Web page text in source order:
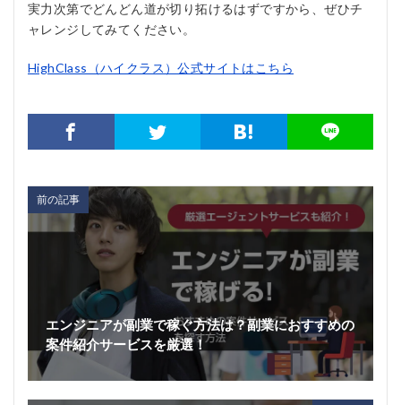
実力次第でどんどん道が切り拓けるはずですから、ぜひチ
ャレンジしてみてください。
HighClass（ハイクラス）公式サイトはこちら
前の記事
エンジニアが副業で稼ぐ方法は？副業におすすめの
案件紹介サービスを厳選！